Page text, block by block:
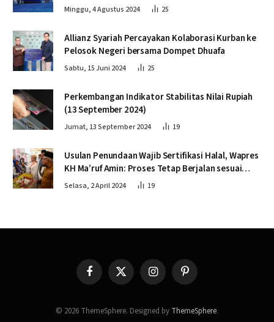
Minggu, 4 Agustus 2024 25
Allianz Syariah Percayakan Kolaborasi Kurban ke
Pelosok Negeri bersama Dompet Dhuafa
Sabtu, 15 Juni 2024 25
Perkembangan Indikator Stabilitas Nilai Rupiah
(13 September 2024)
Jumat, 13 September 2024 19
Usulan Penundaan Wajib Sertifikasi Halal, Wapres
KH Ma’ruf Amin: Proses Tetap Berjalan sesuai
Penahapan
Selasa, 2 April 2024 19
FacebookX
(Twitter)
InstagramPinterest
© 2026 ThemeSphere. Designed by ThemeSphere.